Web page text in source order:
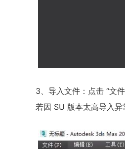
3、导入文件：点击 “文
若因 SU 版本太高导入异